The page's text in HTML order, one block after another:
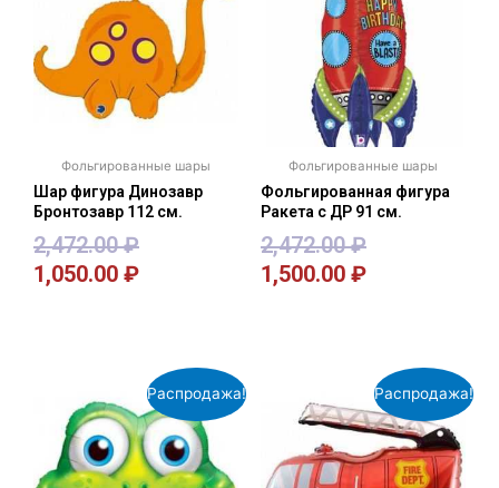
Фольгированные шары
Шар фигура Динозавр
Бронтозавр 112 см.
2,472.00₽
1,050.00 ₽
Фольгированные шары
Фольгированная фигура
Ракета с ДР 91 см.
2,472.00₽
1,500.00 ₽
Распродажа! Распродажа!